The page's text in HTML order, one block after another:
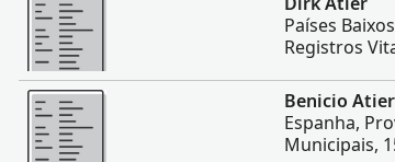
Países
Registros
Mais
Benicio Atier
Espanha,
Municipais,